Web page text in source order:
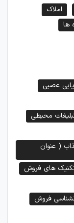
املاک
ها
عصبی
محیطی
( عنوان
های فروش
فروش